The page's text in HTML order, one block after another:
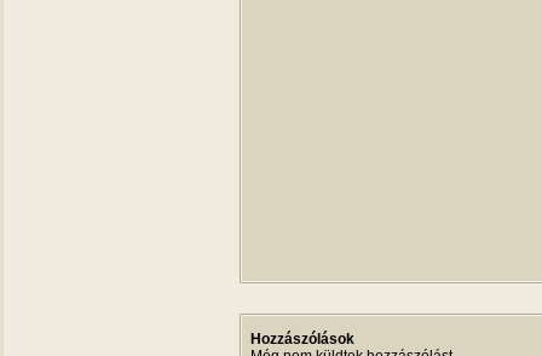
Hozzászólások